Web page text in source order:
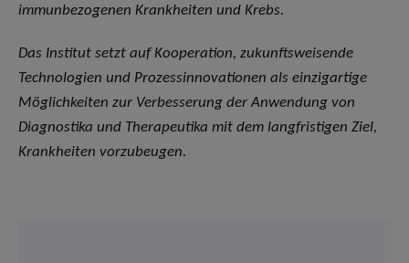
immunbezogenen Krankheiten und Krebs.
Das Institut setzt auf Kooperation, zukunftsweisende
Technologien und Prozessinnovationen als einzigartige
Möglichkeiten zur Verbesserung der Anwendung von
Diagnostika und Therapeutika mit dem langfristigen Ziel,
Krankheiten vorzubeugen.